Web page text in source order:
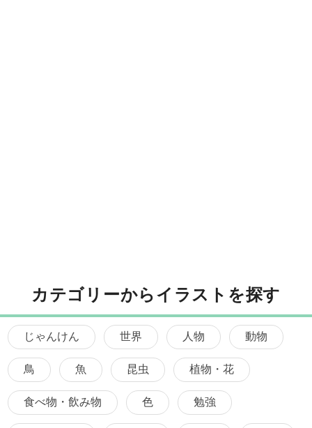
カテゴリーからイラストを探す
じゃんけん 世界 人物 動物
鳥 魚 昆虫 植物・花
食べ物・飲み物 色 勉強